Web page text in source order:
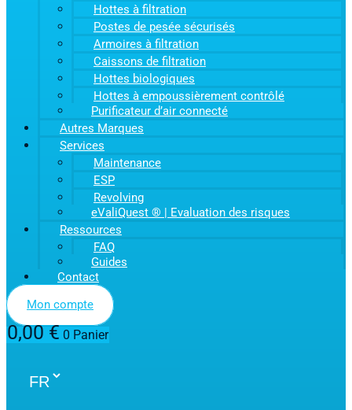
Hottes à filtration
Postes de pesée sécurisés
Armoires à filtration
Caissons de filtration
Hottes biologiques
Hottes à empoussièrement contrôlé
Purificateur d’air connecté
Autres Marques
Services
Maintenance
ESP
Revolving
eValiQuest ® | Evaluation des risques
Ressources
FAQ
Guides
Contact
Mon compte
0,00€ 0 Panier